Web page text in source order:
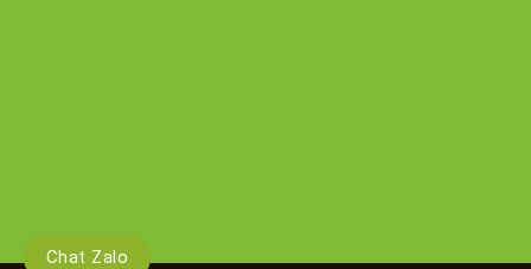
Chat Zalo